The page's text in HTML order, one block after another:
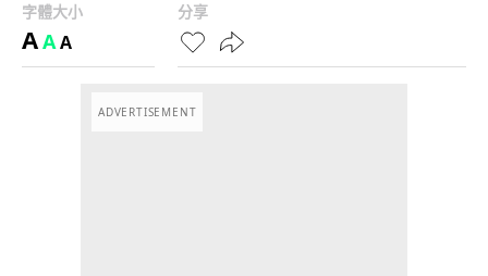
字體大小
AAA
分享
ADVERTISEMENT